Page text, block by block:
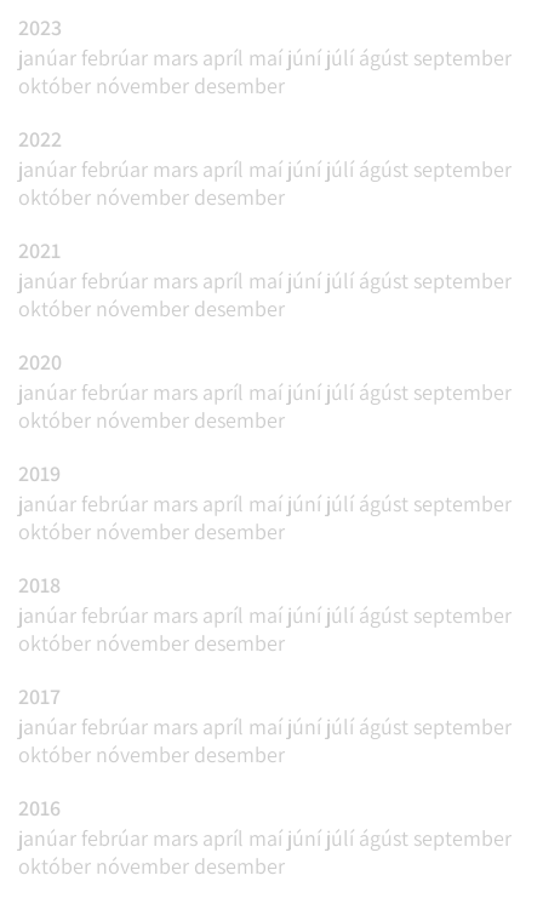
2023
janúar febrúar mars apríl maí júní júlí ágúst september
október nóvember desember
2022
janúar febrúar mars apríl maí júní júlí ágúst september
október nóvember desember
2021
janúar febrúar mars apríl maí júní júlí ágúst september
október nóvember desember
2020
janúar febrúar mars apríl maí júní júlí ágúst september
október nóvember desember
2019
janúar febrúar mars apríl maí júní júlí ágúst september
október nóvember desember
2018
janúar febrúar mars apríl maí júní júlí ágúst september
október nóvember desember
2017
janúar febrúar mars apríl maí júní júlí ágúst september
október nóvember desember
2016
janúar febrúar mars apríl maí júní júlí ágúst september
október nóvember desember